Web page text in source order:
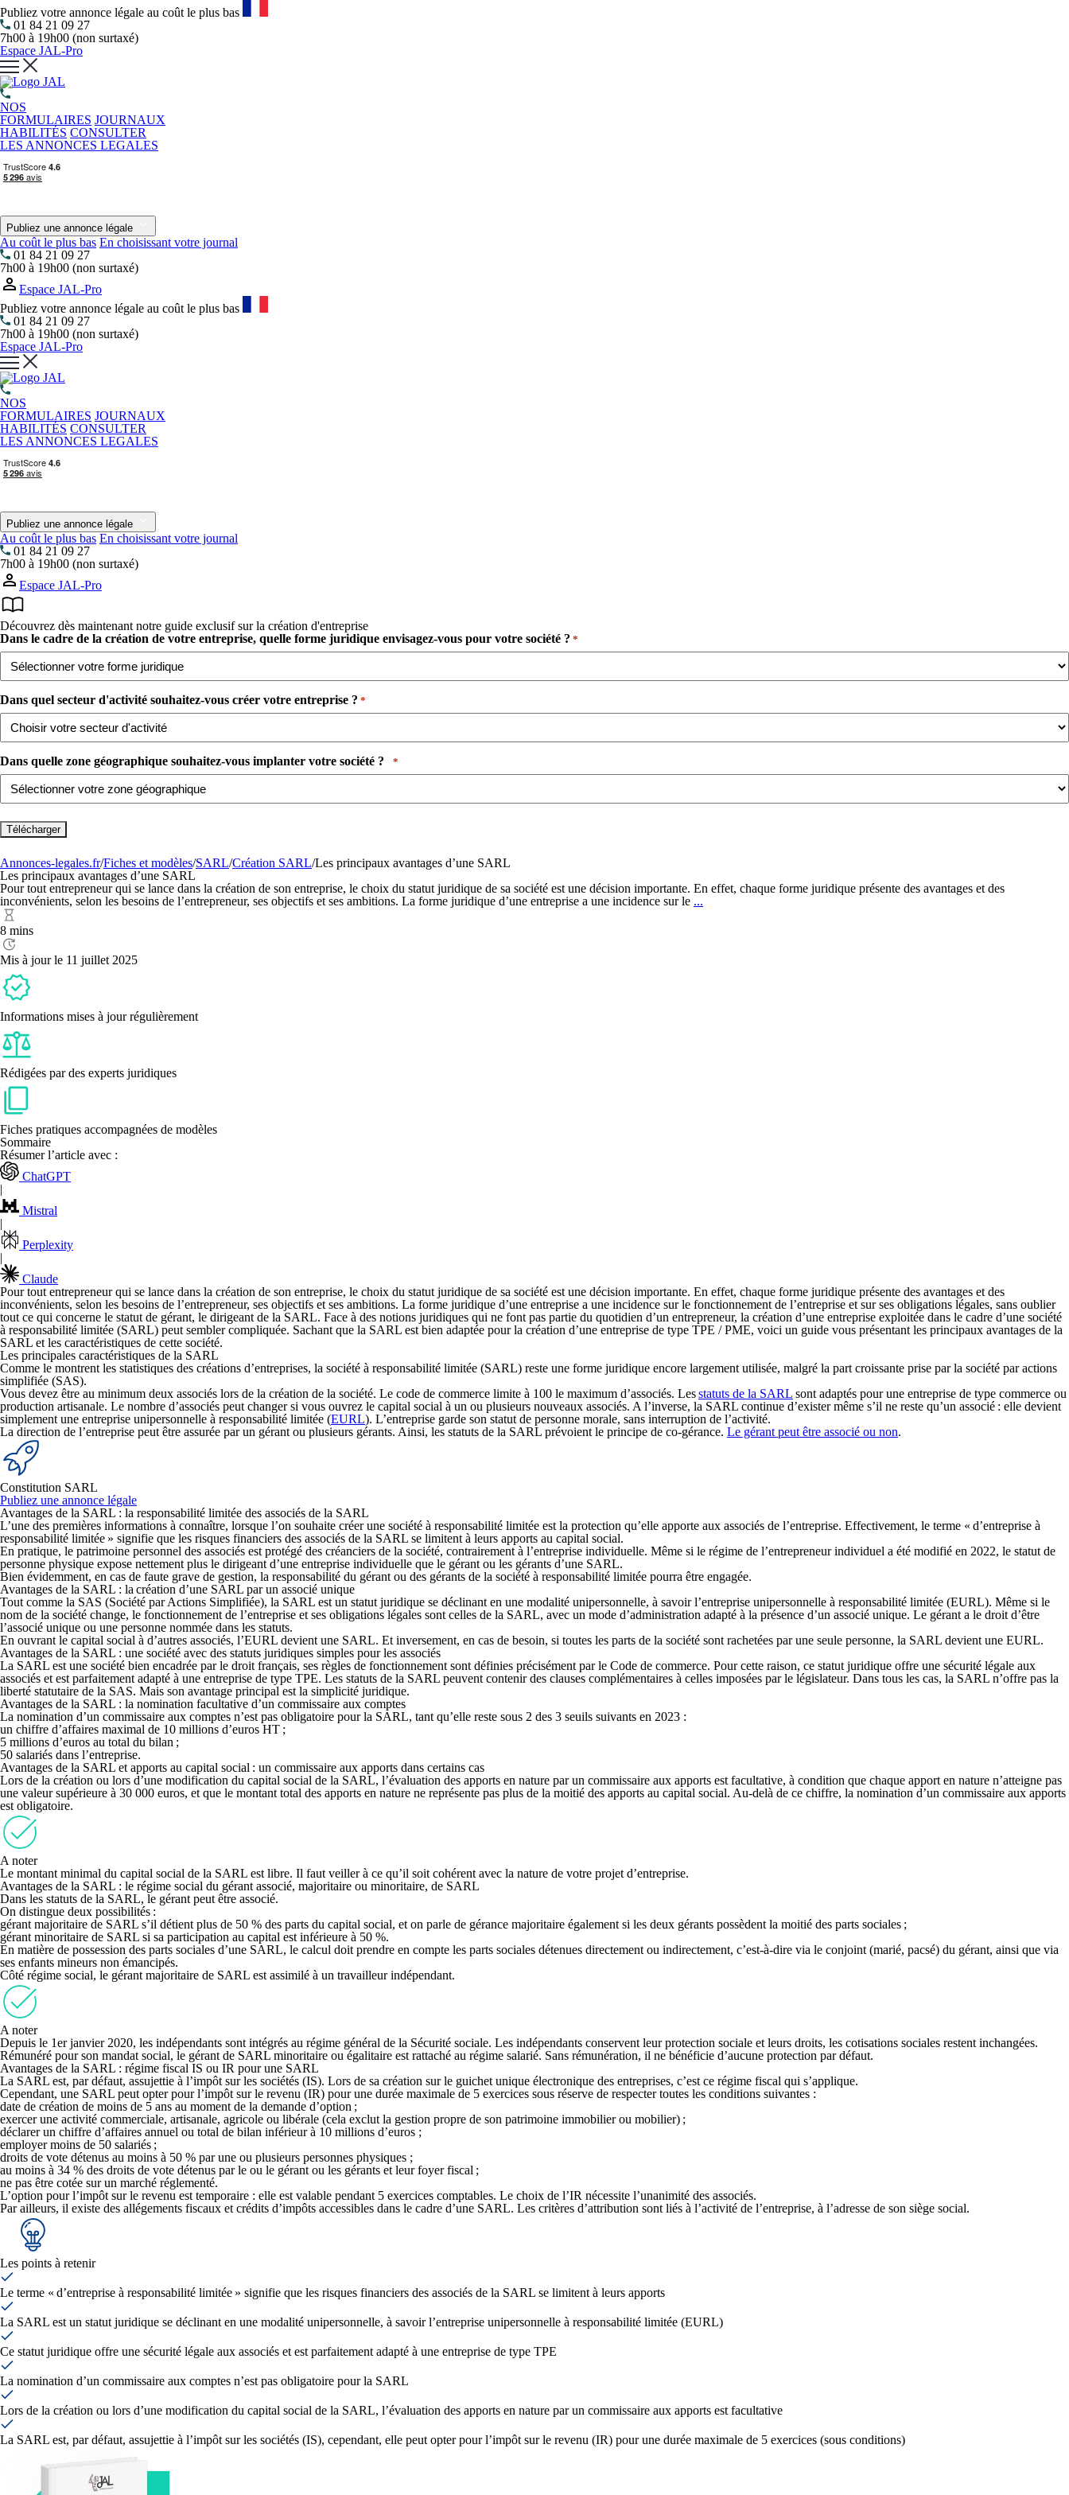
Publiez votre annonce légale au coût le plus bas
01 84 21 09 27
7h00 à 19h00 (non surtaxé)
Espace JAL-Pro
NOS
FORMULAIRES JOURNAUX
HABILITÉS CONSULTER
LES ANNONCES LEGALES
Publiez une annonce légale
Au coût le plus bas En choisissant votre journal
01 84 21 09 27
7h00 à 19h00 (non surtaxé)
Espace JAL-Pro
Publiez votre annonce légale au coût le plus bas
01 84 21 09 27
7h00 à 19h00 (non surtaxé)
Espace JAL-Pro
NOS
FORMULAIRES JOURNAUX
HABILITÉS CONSULTER
LES ANNONCES LEGALES
Publiez une annonce légale
Au coût le plus bas En choisissant votre journal
01 84 21 09 27
7h00 à 19h00 (non surtaxé)
Espace JAL-Pro
Découvrez dès maintenant notre guide exclusif sur la création d'entreprise
Dans le cadre de la création de votre entreprise, quelle forme juridique envisagez-vous pour votre société ? *
Dans quel secteur d'activité souhaitez-vous créer votre entreprise ?​ *
Dans quelle zone géographique souhaitez-vous implanter votre société ? ​ ​ *
Annonces-legales.fr/Fiches et modèles/SARL/Création SARL/Les principaux avantages d’une SARL
Les principaux avantages d’une SARL
Pour tout entrepreneur qui se lance dans la création de son entreprise, le choix du statut juridique de sa société est une décision importante. En effet, chaque forme juridique présente des avantages et des
inconvénients, selon les besoins de l’entrepreneur, ses objectifs et ses ambitions. La forme juridique d’une entreprise a une incidence sur le ...
8 mins
Mis à jour le 11 juillet 2025
Informations mises à jour régulièrement
Rédigées par des experts juridiques
Fiches pratiques accompagnées de modèles
Sommaire
Résumer l’article avec :
ChatGPT
|
Mistral
|
Perplexity
|
Claude
Pour tout entrepreneur qui se lance dans la création de son entreprise, le choix du statut juridique de sa société est une décision importante. En effet, chaque forme juridique présente des avantages et des
inconvénients, selon les besoins de l’entrepreneur, ses objectifs et ses ambitions. La forme juridique d’une entreprise a une incidence sur le fonctionnement de l’entreprise et sur ses obligations légales, sans oublier
tout ce qui concerne le statut de gérant, le dirigeant de la SARL. Face à des notions juridiques qui ne font pas partie du quotidien d’un entrepreneur, la création d’une entreprise exploitée dans le cadre d’une société
à responsabilité limitée (SARL) peut sembler compliquée. Sachant que la SARL est bien adaptée pour la création d’une entreprise de type TPE / PME, voici un guide vous présentant les principaux avantages de la
SARL et les caractéristiques de cette société.
Les principales caractéristiques de la SARL
Comme le montrent les statistiques des créations d’entreprises, la société à responsabilité limitée (SARL) reste une forme juridique encore largement utilisée, malgré la part croissante prise par la société par actions
simplifiée (SAS).
Vous devez être au minimum deux associés lors de la création de la société. Le code de commerce limite à 100 le maximum d’associés. Lesstatuts de la SARL sont adaptés pour une entreprise de type commerce ou
production artisanale. Le nombre d’associés peut changer si vous ouvrez le capital social à un ou plusieurs nouveaux associés. A l’inverse, la SARL continue d’exister même s’il ne reste qu’un associé : elle devient
simplement une entreprise unipersonnelle à responsabilité limitée (EURL). L’entreprise garde son statut de personne morale, sans interruption de l’activité.
La direction de l’entreprise peut être assurée par un gérant ou plusieurs gérants. Ainsi, les statuts de la SARL prévoient le principe de co-gérance. Le gérant peut être associé ou non.
Constitution SARL
Publiez une annonce légale
Avantages de la SARL : la responsabilité limitée des associés de la SARL
L’une des premières informations à connaître, lorsque l’on souhaite créer une société à responsabilité limitée est la protection qu’elle apporte aux associés de l’entreprise. Effectivement, le terme « d’entreprise à
responsabilité limitée » signifie que les risques financiers des associés de la SARL se limitent à leurs apports au capital social.
En pratique, le patrimoine personnel des associés est protégé des créanciers de la société, contrairement à l’entreprise individuelle. Même si le régime de l’entrepreneur individuel a été modifié en 2022, le statut de
personne physique expose nettement plus le dirigeant d’une entreprise individuelle que le gérant ou les gérants d’une SARL.
Bien évidemment, en cas de faute grave de gestion, la responsabilité du gérant ou des gérants de la société à responsabilité limitée pourra être engagée.
Avantages de la SARL : la création d’une SARL par un associé unique
Tout comme la SAS (Société par Actions Simplifiée), la SARL est un statut juridique se déclinant en une modalité unipersonnelle, à savoir l’entreprise unipersonnelle à responsabilité limitée (EURL). Même si le
nom de la société change, le fonctionnement de l’entreprise et ses obligations légales sont celles de la SARL, avec un mode d’administration adapté à la présence d’un associé unique. Le gérant a le droit d’être
l’associé unique ou une personne nommée dans les statuts.
En ouvrant le capital social à d’autres associés, l’EURL devient une SARL. Et inversement, en cas de besoin, si toutes les parts de la société sont rachetées par une seule personne, la SARL devient une EURL.
Avantages de la SARL : une société avec des statuts juridiques simples pour les associés
La SARL est une société bien encadrée par le droit français, ses règles de fonctionnement sont définies précisément par le Code de commerce. Pour cette raison, ce statut juridique offre une sécurité légale aux
associés et est parfaitement adapté à une entreprise de type TPE. Les statuts de la SARL peuvent contenir des clauses complémentaires à celles imposées par le législateur. Dans tous les cas, la SARL n’offre pas la
liberté statutaire de la SAS. Mais son avantage principal est la simplicité juridique.
Avantages de la SARL : la nomination facultative d’un commissaire aux comptes
La nomination d’un commissaire aux comptes n’est pas obligatoire pour la SARL, tant qu’elle reste sous 2 des 3 seuils suivants en 2023 :
un chiffre d’affaires maximal de 10 millions d’euros HT ;
5 millions d’euros au total du bilan ;
50 salariés dans l’entreprise.
Avantages de la SARL et apports au capital social : un commissaire aux apports dans certains cas
Lors de la création ou lors d’une modification du capital social de la SARL, l’évaluation des apports en nature par un commissaire aux apports est facultative, à condition que chaque apport en nature n’atteigne pas
une valeur supérieure à 30 000 euros, et que le montant total des apports en nature ne représente pas plus de la moitié des apports au capital social. Au-delà de ce chiffre, la nomination d’un commissaire aux apports
est obligatoire.
A noter
Le montant minimal du capital social de la SARL est libre. Il faut veiller à ce qu’il soit cohérent avec la nature de votre projet d’entreprise.
Avantages de la SARL : le régime social du gérant associé, majoritaire ou minoritaire, de SARL
Dans les statuts de la SARL, le gérant peut être associé.
On distingue deux possibilités :
gérant majoritaire de SARL s’il détient plus de 50 % des parts du capital social, et on parle de gérance majoritaire également si les deux gérants possèdent la moitié des parts sociales ;
gérant minoritaire de SARL si sa participation au capital est inférieure à 50 %.
En matière de possession des parts sociales d’une SARL, le calcul doit prendre en compte les parts sociales détenues directement ou indirectement, c’est-à-dire via le conjoint (marié, pacsé) du gérant, ainsi que via
ses enfants mineurs non émancipés.
Côté régime social, le gérant majoritaire de SARL est assimilé à un travailleur indépendant.
A noter
Depuis le 1er janvier 2020, les indépendants sont intégrés au régime général de la Sécurité sociale. Les indépendants conservent leur protection sociale et leurs droits, les cotisations sociales restent inchangées.
Rémunéré pour son mandat social, le gérant de SARL minoritaire ou égalitaire est rattaché au régime salarié. Sans rémunération, il ne bénéficie d’aucune protection par défaut.
Avantages de la SARL : régime fiscal IS ou IR pour une SARL
La SARL est, par défaut, assujettie à l’impôt sur les sociétés (IS). Lors de sa création sur le guichet unique électronique des entreprises, c’est ce régime fiscal qui s’applique.
Cependant, une SARL peut opter pour l’impôt sur le revenu (IR) pour une durée maximale de 5 exercices sous réserve de respecter toutes les conditions suivantes :
date de création de moins de 5 ans au moment de la demande d’option ;
exercer une activité commerciale, artisanale, agricole ou libérale (cela exclut la gestion propre de son patrimoine immobilier ou mobilier) ;
déclarer un chiffre d’affaires annuel ou total de bilan inférieur à 10 millions d’euros ;
employer moins de 50 salariés ;
droits de vote détenus au moins à 50 % par une ou plusieurs personnes physiques ;
au moins à 34 % des droits de vote détenus par le ou le gérant ou les gérants et leur foyer fiscal ;
ne pas être cotée sur un marché réglementé.
L’option pour l’impôt sur le revenu est temporaire : elle est valable pendant 5 exercices comptables. Le choix de l’IR nécessite l’unanimité des associés.
Par ailleurs, il existe des allégements fiscaux et crédits d’impôts accessibles dans le cadre d’une SARL. Les critères d’attribution sont liés à l’activité de l’entreprise, à l’adresse de son siège social.
Les points à retenir
Le terme « d’entreprise à responsabilité limitée » signifie que les risques financiers des associés de la SARL se limitent à leurs apports
La SARL est un statut juridique se déclinant en une modalité unipersonnelle, à savoir l’entreprise unipersonnelle à responsabilité limitée (EURL)
Ce statut juridique offre une sécurité légale aux associés et est parfaitement adapté à une entreprise de type TPE
La nomination d’un commissaire aux comptes n’est pas obligatoire pour la SARL
Lors de la création ou lors d’une modification du capital social de la SARL, l’évaluation des apports en nature par un commissaire aux apports est facultative
La SARL est, par défaut, assujettie à l’impôt sur les sociétés (IS), cependant, elle peut opter pour l’impôt sur le revenu (IR) pour une durée maximale de 5 exercices (sous conditions)